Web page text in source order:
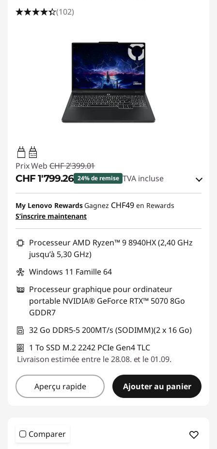
(102)
65W-100W
USB PD
Prix Web CHF 2'399.01
CHF 1'799.26 24% de remise TVA incluse
Bons de réduction en ligne :-CHF 599.75
Code de réduction :
My Lenovo Rewards Gagnez CHF49 en Rewards
S’inscrire maintenant
Processeur AMD Ryzen™ 9 8940HX (2,40 GHz
jusqu’à 5,30 GHz)
Windows 11 Famille 64
Processeur graphique pour ordinateur
portable NVIDIA® GeForce RTX™ 5070 8Go
GDDR7
32 Go DDR5-5 200MT/s (SODIMM)(2 x 16 Go)
1 To SSD M.2 2242 PCIe Gen4 TLC
Livraison estimée entre le 28.08. et le 01.09.
Aperçu rapide Ajouter au panier
Comparer